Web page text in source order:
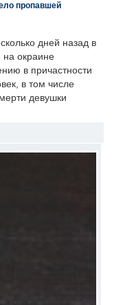
пропавшей
дней назад в
окраине
в причастности
в том числе
девушки